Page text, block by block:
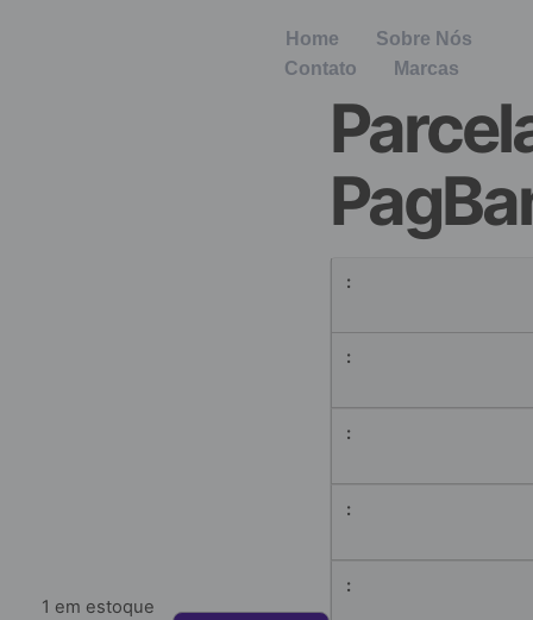
Home
Sobre Nós
Contato
Marcas
1 em estoque